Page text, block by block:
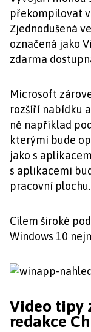
překompilovat
Zjednodušená
označená jako
zdarma
Microsoft
rozšíří nabídku
ně například
kterými bude
jako s
s aplikacemi
pracovní plochu.
Cílem široké
Windows 10
Video tipy
redakce